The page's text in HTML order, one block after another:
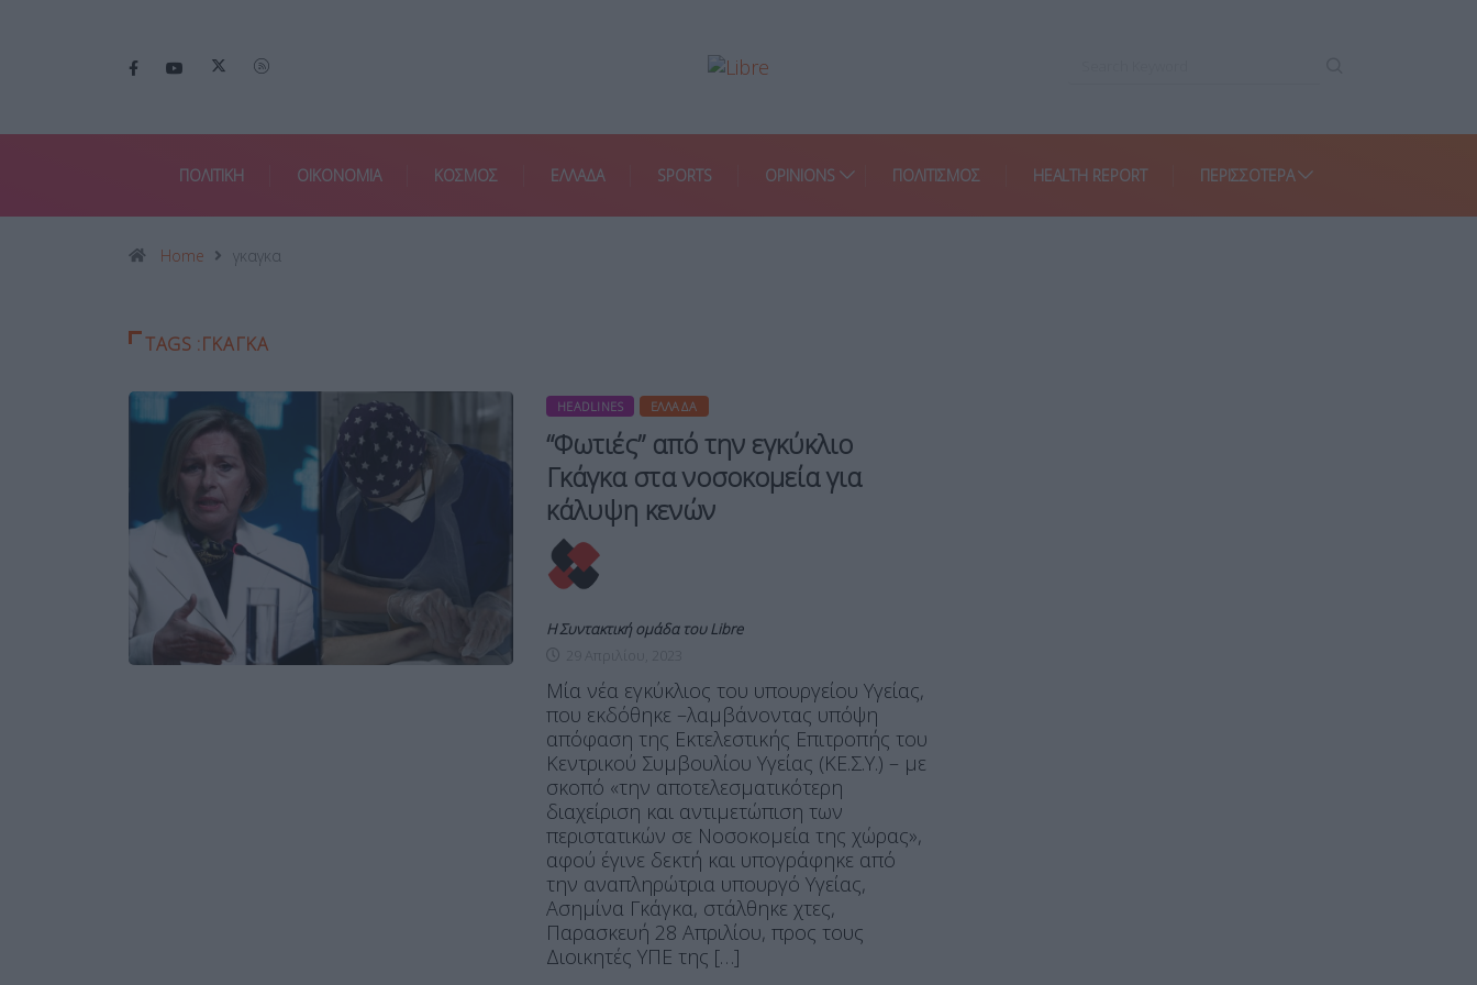
ΠΟΛΙΤΙΚΗ ΟΙΚΟΝΟΜΙΑ ΚΟΣΜΟΣ ΕΛΛΑΔΑ SPORTS OPINIONS ΠΟΛΙΤΙΣΜΟΣ HEALTH REPORT ΠΕΡΙΣΣΌΤΕΡΑ
Home γκαγκα
TAGS :ΓΚΑΓΚΑ
HEADLINES ΕΛΛΆΔΑ
“Φωτιές” από την εγκύκλιο
Γκάγκα στα νοσοκομεία για
κάλυψη κενών
Η Συντακτική ομάδα του Libre
Μία νέα εγκύκλιος του υπουργείου Υγείας,
που εκδόθηκε –λαμβάνοντας υπόψη
απόφαση της Εκτελεστικής Επιτροπής του
Κεντρικού Συμβουλίου Υγείας (ΚΕ.Σ.Υ.) – με
σκοπό «την αποτελεσματικότερη
διαχείριση και αντιμετώπιση των
περιστατικών σε Νοσοκομεία της χώρας»,
αφού έγινε δεκτή και υπογράφηκε από
την αναπληρώτρια υπουργό Υγείας,
Ασημίνα Γκάγκα, στάλθηκε χτες,
Παρασκευή 28 Απριλίου, προς τους
Διοικητές ΥΠΕ της […]